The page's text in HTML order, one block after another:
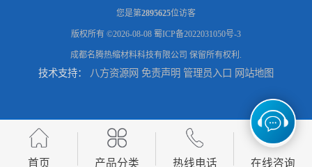
冷缠防腐材料销售供应 冷缠防腐材料供货商
您是第2895625位访客
版权所有 ©2026-08-08 蜀ICP备2022031050号-3
成都名腾热缩材料科技有限公司 保留所有权利.
技术支持： 八方资源网 免责声明 管理员入口 网站地图
首页 产品分类 热线电话 在线咨询